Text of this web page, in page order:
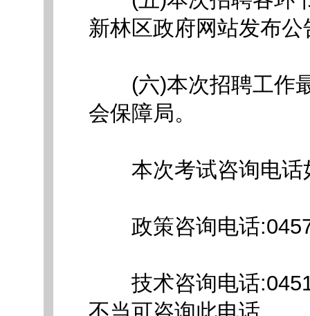
新林区政府网站发布
(六)本次招聘工作最
会保障局。
本次考试咨询电话
政策咨询电话
技术咨询电话:0451-
不当可咨询此电话。